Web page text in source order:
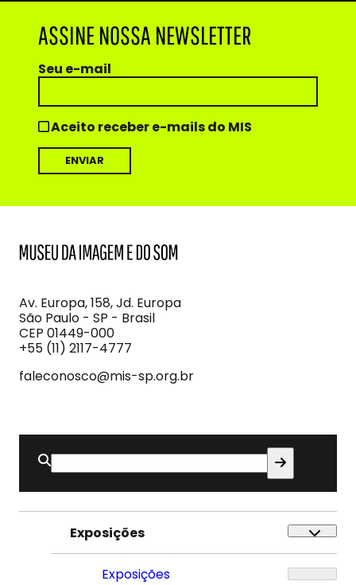
ASSINE NOSSA NEWSLETTER
Seu e-mail
Aceito receber e-mails do MIS
Imagem
e
do
Som
Av. Europa, 158, Jd. Europa
São Paulo - SP - Brasil
CEP 01449-000
+55 (11) 2117-4777
faleconosco@mis-sp.org.br
Buscar
por:
Exposições
Exposições